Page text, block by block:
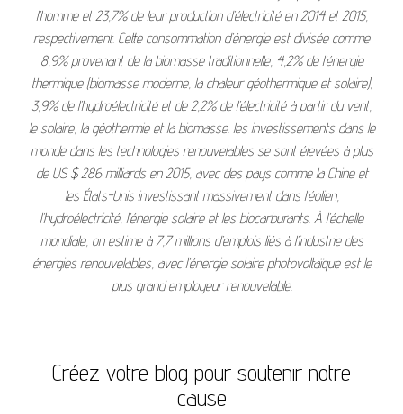
l’homme et 23,7% de leur production d’électricité en 2014 et 2015,
respectivement. Cette consommation d’énergie est divisée comme
8,9% provenant de la biomasse traditionnelle, 4,2% de l’énergie
thermique (biomasse moderne, la chaleur géothermique et solaire),
3,9% de l’hydroélectricité et de 2,2% de l’électricité à partir du vent,
le solaire, la géothermie et la biomasse. les investissements dans le
monde dans les technologies renouvelables se sont élevées à plus
de US $ 286 milliards en 2015, avec des pays comme la Chine et
les États-Unis investissant massivement dans l’éolien,
l’hydroélectricité, l’énergie solaire et les biocarburants. À l’échelle
mondiale, on estime à 7,7 millions d’emplois liés à l’industrie des
énergies renouvelables, avec l’énergie solaire photovoltaïque est le
plus grand employeur renouvelable.
Créez votre blog pour soutenir notre
cause